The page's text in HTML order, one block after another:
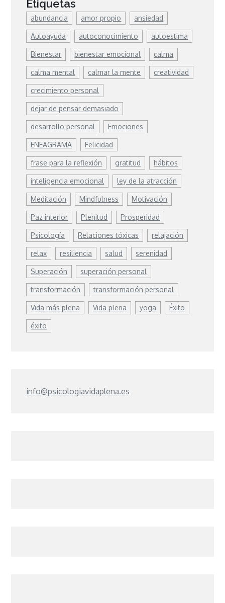
Etiquetas
abundancia amor propio ansiedad
Autoayuda autoconocimiento autoestima
Bienestar bienestar emocional calma
calma mental calmar la mente creatividad
crecimiento personal
dejar de pensar demasiado
desarrollo personal Emociones
ENEAGRAMA Felicidad
frase para la reflexión gratitud hábitos
inteligencia emocional ley de la atracción
Meditación Mindfulness Motivación
Paz interior Plenitud Prosperidad
Psicología Relaciones tóxicas relajación
relax resiliencia salud serenidad
Superación superación personal
transformación transformación personal
Vida más plena Vida plena yoga Éxito
éxito
info@psicologiavidaplena.es